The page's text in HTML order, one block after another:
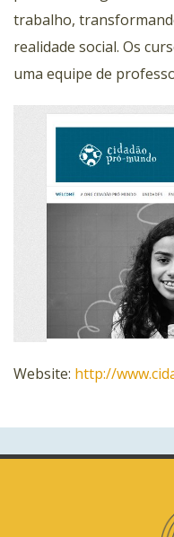
trabalho,
realidade social. Os
uma equipe de
Website: http://